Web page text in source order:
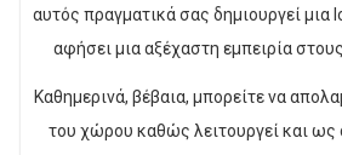
αυτός πραγματικά σας δημιουργεί μια
αφήσει μια αξέχαστη εμπειρία
Καθημερινά, βέβαια, μπορείτε να
του χώρου καθώς λειτουργεί και ως